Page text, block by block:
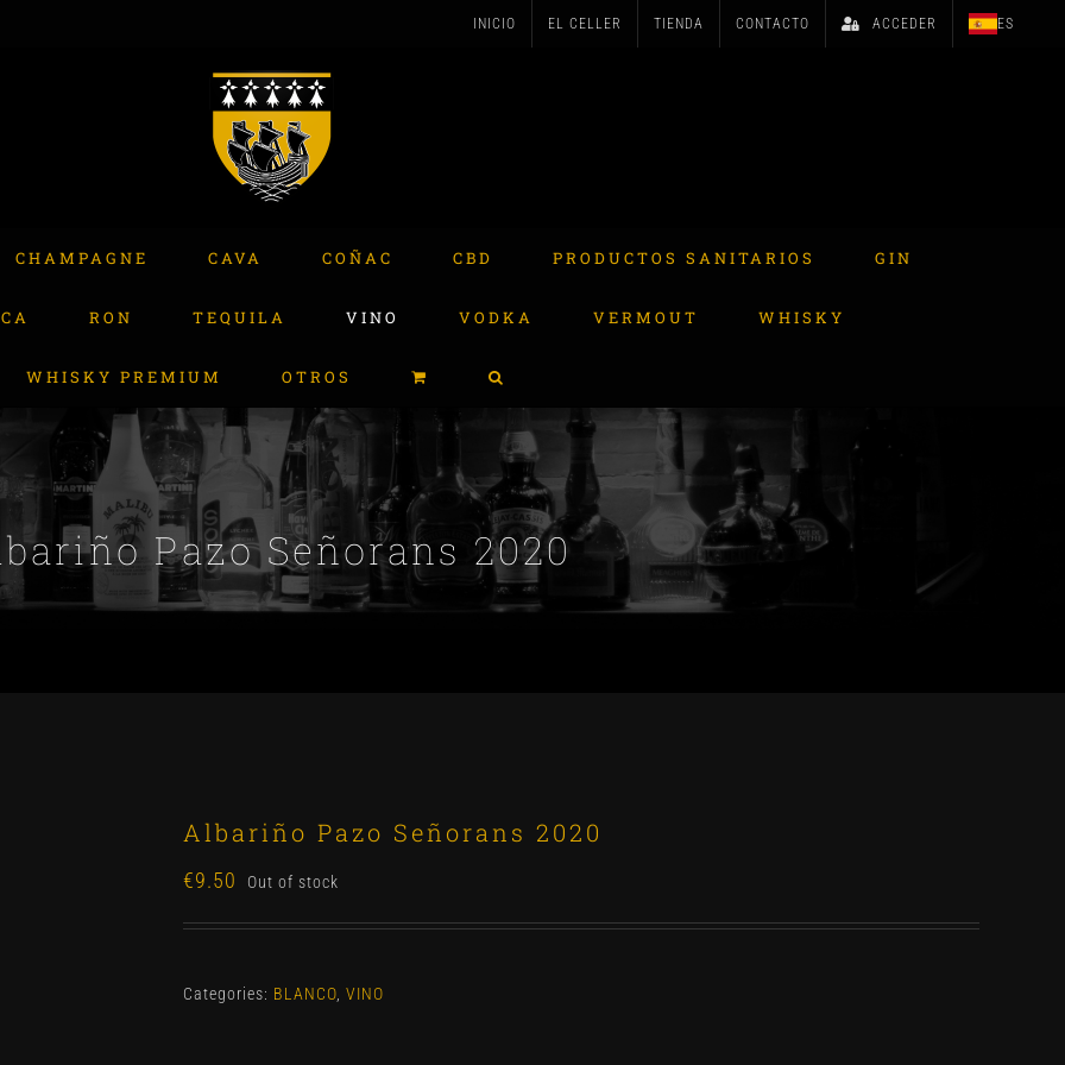
INICIO EL CELLER TIENDA CONTACTO ACCEDER ES
CHAMPAGNE CAVA COÑAC CBD PRODUCTOS SANITARIOS GIN
RON TEQUILA VINO VODKA VERMOUT WHISKY
WHISKY PREMIUM OTROS
Pazo Señorans 2020
Albariño Pazo Señorans 2020
€9.50 Out of stock
Categories: BLANCO VINO